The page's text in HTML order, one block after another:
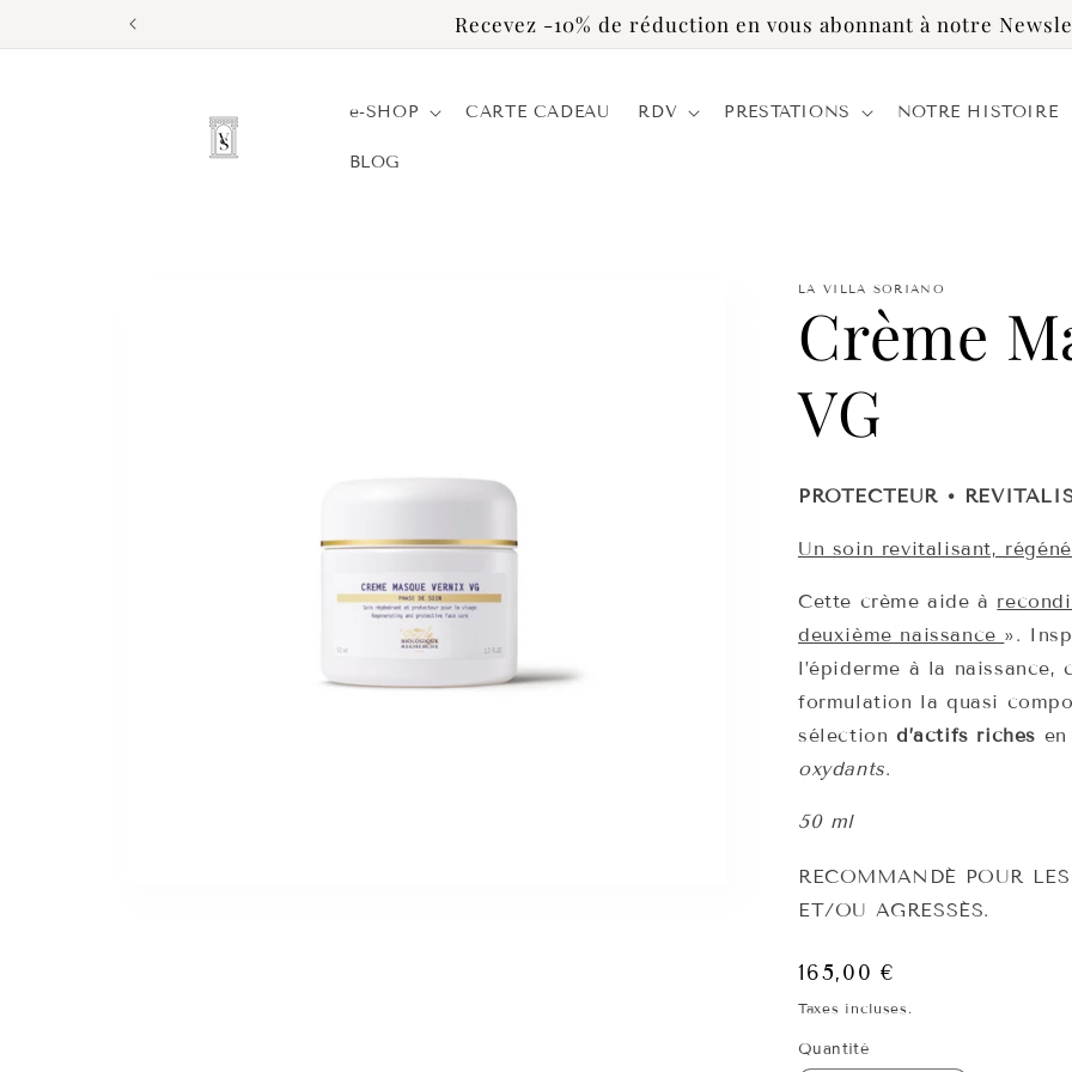
au
Recevez -10% de réduction en vous abonnant à notre
e-SHOP CARTE CADEAU RDV PRESTATIONS NOTRE HISTOIRE
BLOG
LA VILLA SORIANO
Crème
VG
PROTECTEUR •
Un soin revitalisant,
Cette crème aide à
deuxième naissance ».
l’épiderme à la naissance,
formulation la quasi
sélection d’actifs riches en
oxydants.
50 ml
RECOMMANDÉ POUR
ET/OU AGRESSÉS.
Prix
habituel
165,00 €
Taxes incluses.
Quantité
Quantité